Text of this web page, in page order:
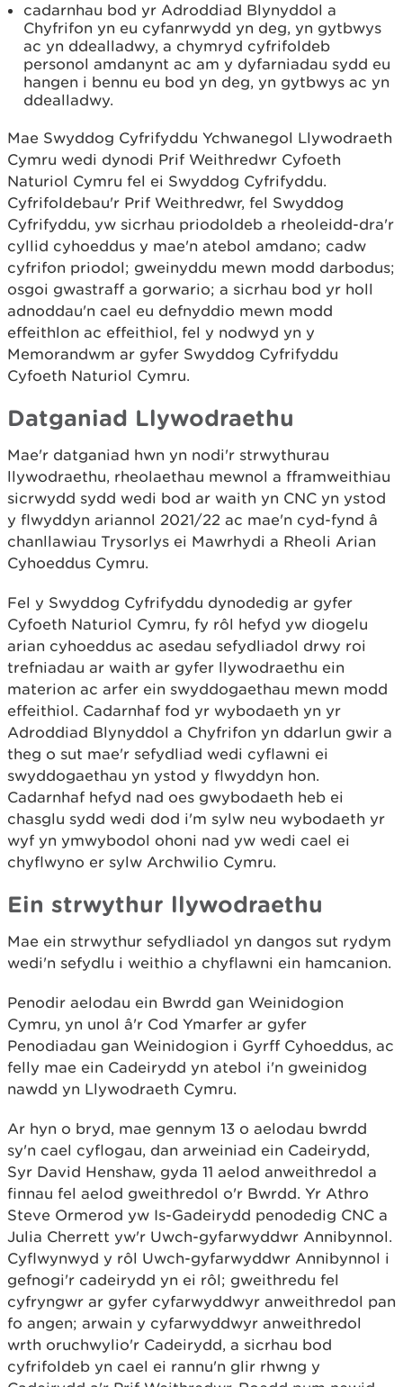
cadarnhau bod yr Adroddiad Blynyddol a
Chyfrifon yn eu cyfanrwydd yn deg, yn gytbwys
ac yn ddealladwy, a chymryd cyfrifoldeb
personol amdanynt ac am y dyfarniadau sydd eu
hangen i bennu eu bod yn deg, yn gytbwys ac yn
ddealladwy.
Mae Swyddog Cyfrifyddu Ychwanegol Llywodraeth
Cymru wedi dynodi Prif Weithredwr Cyfoeth
Naturiol Cymru fel ei Swyddog Cyfrifyddu.
Cyfrifoldebau'r Prif Weithredwr, fel Swyddog
Cyfrifyddu, yw sicrhau priodoldeb a rheoleidd-dra'r
cyllid cyhoeddus y mae'n atebol amdano; cadw
cyfrifon priodol; gweinyddu mewn modd darbodus;
osgoi gwastraff a gorwario; a sicrhau bod yr holl
adnoddau'n cael eu defnyddio mewn modd
effeithlon ac effeithiol, fel y nodwyd yn y
Memorandwm ar gyfer Swyddog Cyfrifyddu
Cyfoeth Naturiol Cymru.
Datganiad Llywodraethu
Mae'r datganiad hwn yn nodi'r strwythurau
llywodraethu, rheolaethau mewnol a fframweithiau
sicrwydd sydd wedi bod ar waith yn CNC yn ystod
y flwyddyn ariannol 2021/22 ac mae'n cyd-fynd â
chanllawiau Trysorlys ei Mawrhydi a Rheoli Arian
Cyhoeddus Cymru.
Fel y Swyddog Cyfrifyddu dynodedig ar gyfer
Cyfoeth Naturiol Cymru, fy rôl hefyd yw diogelu
arian cyhoeddus ac asedau sefydliadol drwy roi
trefniadau ar waith ar gyfer llywodraethu ein
materion ac arfer ein swyddogaethau mewn modd
effeithiol. Cadarnhaf fod yr wybodaeth yn yr
Adroddiad Blynyddol a Chyfrifon yn ddarlun gwir a
theg o sut mae'r sefydliad wedi cyflawni ei
swyddogaethau yn ystod y flwyddyn hon.
Cadarnhaf hefyd nad oes gwybodaeth heb ei
chasglu sydd wedi dod i'm sylw neu wybodaeth yr
wyf yn ymwybodol ohoni nad yw wedi cael ei
chyflwyno er sylw Archwilio Cymru.
Ein strwythur llywodraethu
Mae ein strwythur sefydliadol yn dangos sut rydym
wedi'n sefydlu i weithio a chyflawni ein hamcanion.
Penodir aelodau ein Bwrdd gan Weinidogion
Cymru, yn unol â'r Cod Ymarfer ar gyfer
Penodiadau gan Weinidogion i Gyrff Cyhoeddus, ac
felly mae ein Cadeirydd yn atebol i'n gweinidog
nawdd yn Llywodraeth Cymru.
Ar hyn o bryd, mae gennym 13 o aelodau bwrdd
sy'n cael cyflogau, dan arweiniad ein Cadeirydd,
Syr David Henshaw, gyda 11 aelod anweithredol a
finnau fel aelod gweithredol o'r Bwrdd. Yr Athro
Steve Ormerod yw Is-Gadeirydd penodedig CNC a
Julia Cherrett yw'r Uwch-gyfarwyddwr Annibynnol.
Cyflwynwyd y rôl Uwch-gyfarwyddwr Annibynnol i
gefnogi'r cadeirydd yn ei rôl; gweithredu fel
cyfryngwr ar gyfer cyfarwyddwyr anweithredol pan
fo angen; arwain y cyfarwyddwyr anweithredol
wrth oruchwylio'r Cadeirydd, a sicrhau bod
cyfrifoldeb yn cael ei rannu'n glir rhwng y